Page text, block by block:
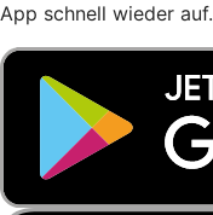
App schnell wieder auf.